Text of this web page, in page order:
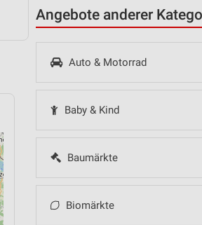
Angebote anderer
Auto & Motorrad
Baby & Kind
Baumärkte
Biomärkte